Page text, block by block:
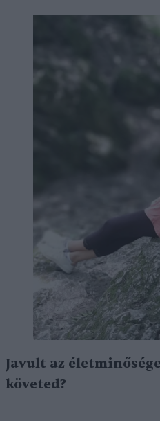
Javult az
követed?